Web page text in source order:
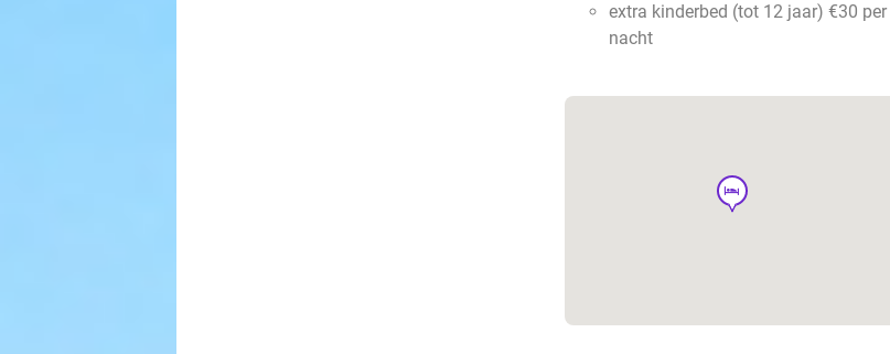
extra kinderbed (tot 12 jaar) €30 per
nacht
hotel